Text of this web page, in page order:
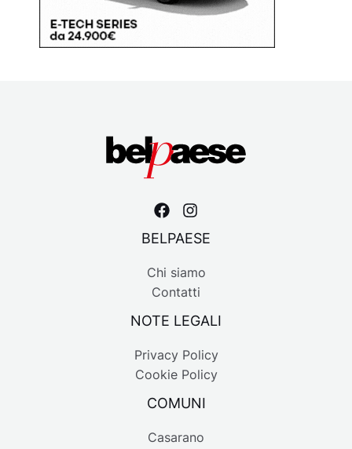
BELPAESE
Chi siamo
Contatti
NOTE LEGALI
Privacy Policy
Cookie Policy
COMUNI
Casarano